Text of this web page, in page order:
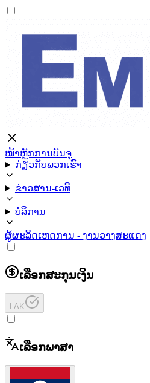
ໜ້າຫຼັກການບັນຈຸ
ກ່ຽວກັບພວກເຮົາ
ຂ່າວສານ-ເວທີ
ບໍລິການ
ຜູ້ຜະລິດເຫດການ - ງານວາງສະແດງ
ເລືອກສະກຸນເງິນ
LAK
ເລືອກພາສາ